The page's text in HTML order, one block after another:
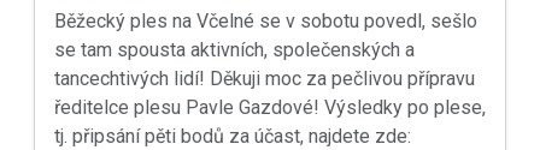
Běžecký ples na Včelné se v sobotu povedl, sešlo
se tam spousta aktivních, společenských a
tancechtivých lidí! Děkuji moc za pečlivou přípravu
ředitelce plesu Pavle Gazdové! Výsledky po plese,
tj. připsání pěti bodů za účast, najdete zde: